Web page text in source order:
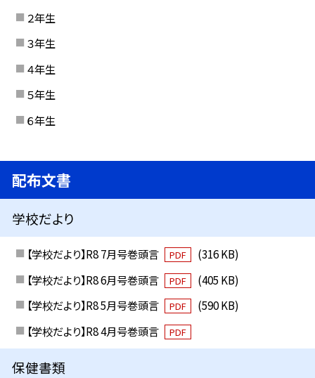
２年生
３年生
４年生
５年生
６年生
配布文書
学校だより
【学校だより】R8 7月号巻頭言 PDF
(316 KB)
【学校だより】R8 6月号巻頭言
PDF
(405 KB)
【学校だより】R8 5月号巻頭言
PDF
(590 KB)
【学校だより】R8 4月号巻頭言
PDF
保健書類